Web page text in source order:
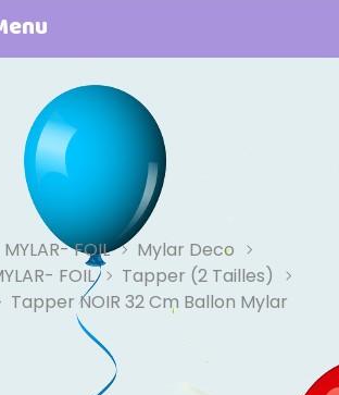
FOIL
Mylar Deco
FOIL
Tapper (2 Tailles)
Tapper NOIR 32 Cm Ballon Mylar